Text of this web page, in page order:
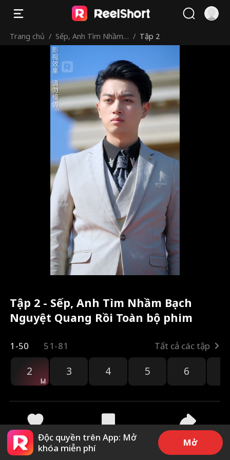
Trang chủ / Sếp, Anh Tìm Nhầm
Bạch Nguyệt Quang
Rồi
/ Tập 2
Tập 2 - Sếp, Anh Tìm Nhầm Bạch
Nguyệt Quang Rồi Toàn bộ phim
1-50 51-81 Tất cả các tập
2 3 4 5 6
2.3k 19.7k Chia sẻ
Độc quyền trên App: Mở
khóa miễn phí
Mở